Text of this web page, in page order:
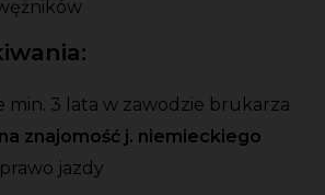
min. 3 lata w zawodzie brukarza
znajomość j. niemieckiego
jazdy